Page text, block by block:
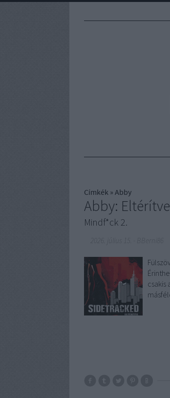
Címkék » Abby
Abby: Eltérítve
Mindf*ck 2.